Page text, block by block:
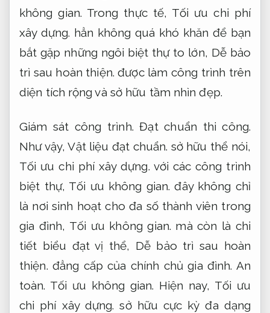
không gian. Trong thực tế, Tối ưu chi phí
xây dựng. hẳn không quá khó khăn để bạn
bắt gặp những ngôi biệt thự to lớn, Dễ bảo
trì sau hoàn thiện. được làm công trình trên
diện tích rộng và sở hữu tầm nhìn đẹp.
Giám sát công trình. Đạt chuẩn thi công.
Như vậy,Vật liệu đạt chuẩn. sở hữu thể nói,
Tối ưu chi phí xây dựng. với các công trình
biệt thự, Tối ưu không gian. đây không chỉ
là nơi sinh hoạt cho đa số thành viên trong
gia đình, Tối ưu không gian. mà còn là chi
tiết biểu đạt vị thể, Dễ bảo trì sau hoàn
thiện. đẳng cấp của chính chủ gia đình. An
toàn. Tối ưu không gian. Hiện nay, Tối ưu
chi phí xây dựng. sở hữu cực kỳ đa dạng